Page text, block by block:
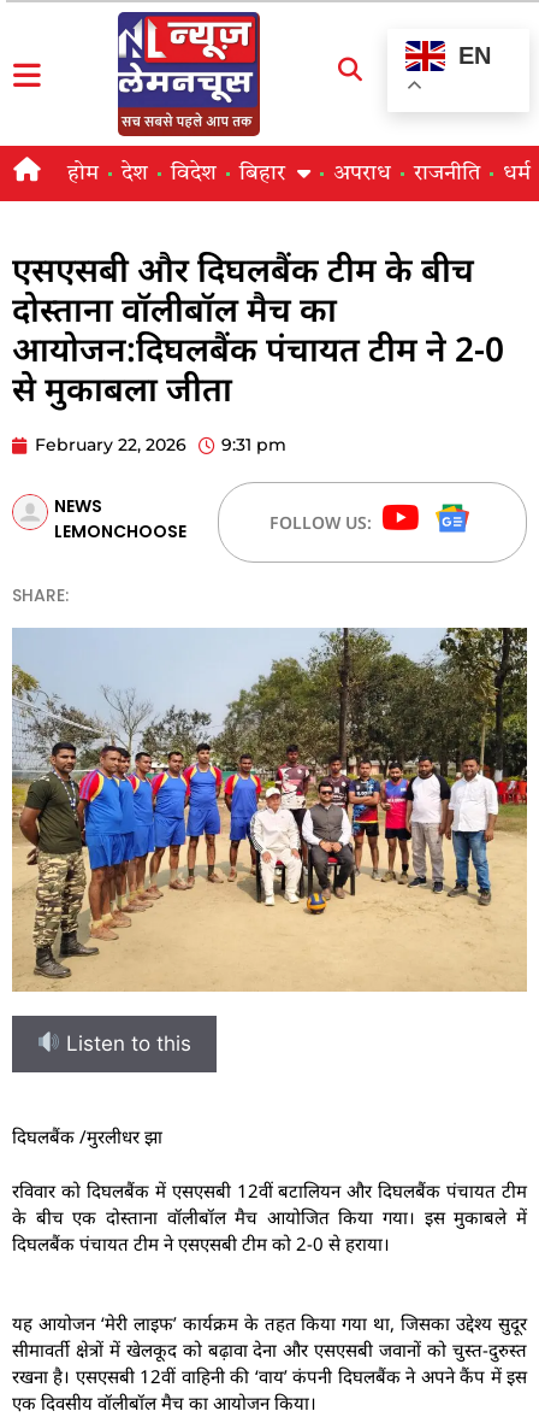
EN
होम देश विदेश बिहार अपराध राजनीति धर्म
एसएसबी और दिघलबैंक टीम के बीच
दोस्ताना वॉलीबॉल मैच का
आयोजन:दिघलबैंक पंचायत टीम ने 2-0
से मुकाबला जीता
February 22, 2026 9:31 pm
NEWS
LEMONCHOOSE
FOLLOW US:
SHARE:
Listen to this
दिघलबैंक /मुरलीधर झा
रविवार को दिघलबैंक में एसएसबी 12वीं बटालियन और दिघलबैंक पंचायत टीम
के बीच एक दोस्ताना वॉलीबॉल मैच आयोजित किया गया। इस मुकाबले में
दिघलबैंक पंचायत टीम ने एसएसबी टीम को 2-0 से हराया।
यह आयोजन ‘मेरी लाइफ’ कार्यक्रम के तहत किया गया था, जिसका उद्देश्य सुदूर
सीमावर्ती क्षेत्रों में खेलकूद को बढ़ावा देना और एसएसबी जवानों को चुस्त-दुरुस्त
रखना है। एसएसबी 12वीं वाहिनी की ‘वाय’ कंपनी दिघलबैंक ने अपने कैंप में इस
एक दिवसीय वॉलीबॉल मैच का आयोजन किया।